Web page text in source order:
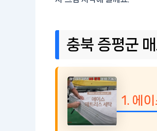
충북 증평군
1. 에